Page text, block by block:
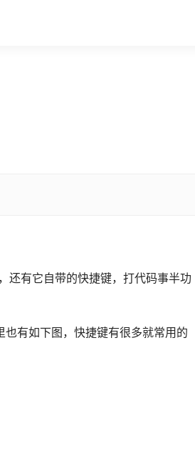
还有它自带的快捷键，打代码事半功
有如下图，快捷键有很多就常用的